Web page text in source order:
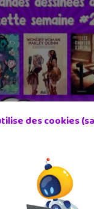
dessinées à lire
Les cheveux d&r...
BD n'arrête pas avec
des cookies